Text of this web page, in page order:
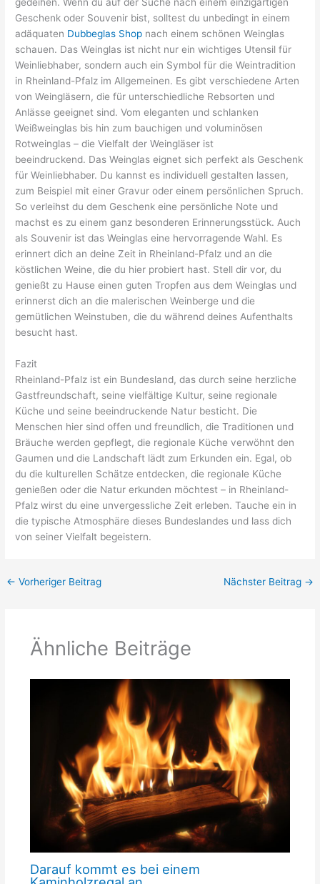
Geschenk oder Souvenir bist, solltest du unbedingt in einem
adäquaten Dubbeglas Shop nach einem schönen Weinglas
schauen. Das Weinglas ist nicht nur ein wichtiges Utensil für
Weinliebhaber, sondern auch ein Symbol für die Weintradition
in Rheinland-Pfalz im Allgemeinen. Es gibt verschiedene Arten
von Weingläsern, die für unterschiedliche Rebsorten und
Anlässe geeignet sind. Vom eleganten und schlanken
Weißweinglas bis hin zum bauchigen und voluminösen
Rotweinglas – die Vielfalt der Weingläser ist
beeindruckend. Das Weinglas eignet sich perfekt als Geschenk
für Weinliebhaber. Du kannst es individuell gestalten lassen,
zum Beispiel mit einer Gravur oder einem persönlichen Spruch.
So verleihst du dem Geschenk eine persönliche Note und
machst es zu einem ganz besonderen Erinnerungsstück. Auch
als Souvenir ist das Weinglas eine hervorragende Wahl. Es
erinnert dich an deine Zeit in Rheinland-Pfalz und an die
köstlichen Weine, die du hier probiert hast. Stell dir vor, du
genießt zu Hause einen guten Tropfen aus dem Weinglas und
erinnerst dich an die malerischen Weinberge und die
gemütlichen Weinstuben, die du während deines Aufenthalts
besucht hast.
Fazit
Rheinland-Pfalz ist ein Bundesland, das durch seine herzliche
Gastfreundschaft, seine vielfältige Kultur, seine regionale
Küche und seine beeindruckende Natur besticht. Die
Menschen hier sind offen und freundlich, die Traditionen und
Bräuche werden gepflegt, die regionale Küche verwöhnt den
Gaumen und die Landschaft lädt zum Erkunden ein. Egal, ob
du die kulturellen Schätze entdecken, die regionale Küche
genießen oder die Natur erkunden möchtest – in Rheinland-
Pfalz wirst du eine unvergessliche Zeit erleben. Tauche ein in
die typische Atmosphäre dieses Bundeslandes und lass dich
von seiner Vielfalt begeistern.
← Vorheriger Beitrag Nächster Beitrag →
Ähnliche Beiträge
Darauf kommt es bei einem